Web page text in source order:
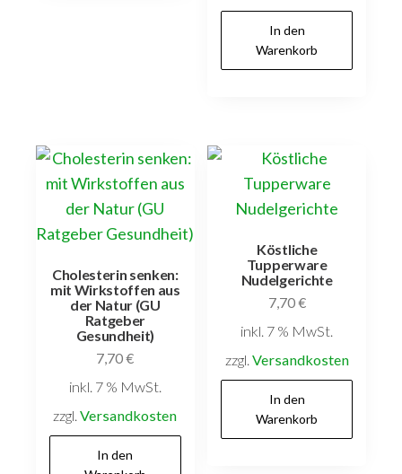
In den
Warenkorb
Cholesterin senken:
mit Wirkstoffen aus
der Natur (GU
Ratgeber
Gesundheit)
7,70€
inkl. 7 % MwSt.
zzgl.Versandkosten
In den
Köstliche
Tupperware
Nudelgerichte
7,70€
inkl. 7 % MwSt.
zzgl. Versandkosten
In den
Warenkorb